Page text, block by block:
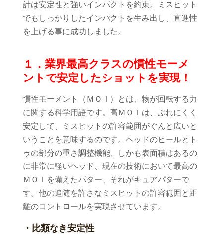
計は安定性と強いインパクトを約束。ミスヒット
でもしっかりしたインパクトを生み出し、直進性
を上げる事に成功しました。
１．業界最高クラスの慣性モーメ
ントで安定したショットを実現！
慣性モーメント（ＭＯＩ）とは、物が回転する力
に関する科学用語です。高ＭＯＩは、ぶれにくく
安定して、ミスヒットの許容範囲がぐんと広いと
いうことを意味するのです。ヘッドのヒールとト
ゥの部分の重さ調整機能、しかも表面積はあるの
に非常に軽いヘッド、現在の技術において最高の
ＭＯＩを備えたパター、それがキュアパターで
す。他の追随を許さなミスヒットの許容範囲と距
離のコントロールを実現させています。
・比類なき安定性